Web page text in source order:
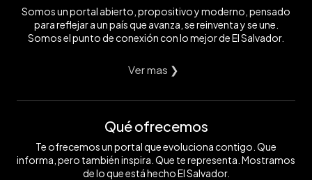
Somos un portal abierto, propositivo y moderno, pensado
para reflejar a un país que avanza, se reinventa y se une.
Somos el punto de conexión con lo mejor de El Salvador.
Ver mas ❯
Qué ofrecemos
Te ofrecemos un portal que evoluciona contigo. Que
informa, pero también inspira. Que te representa. Mostramos
de lo que está hecho El Salvador.